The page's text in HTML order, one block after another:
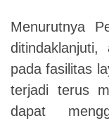
Menurutnya
ditindaklanjuti,
pada fasilitas
terjadi terus
dapat